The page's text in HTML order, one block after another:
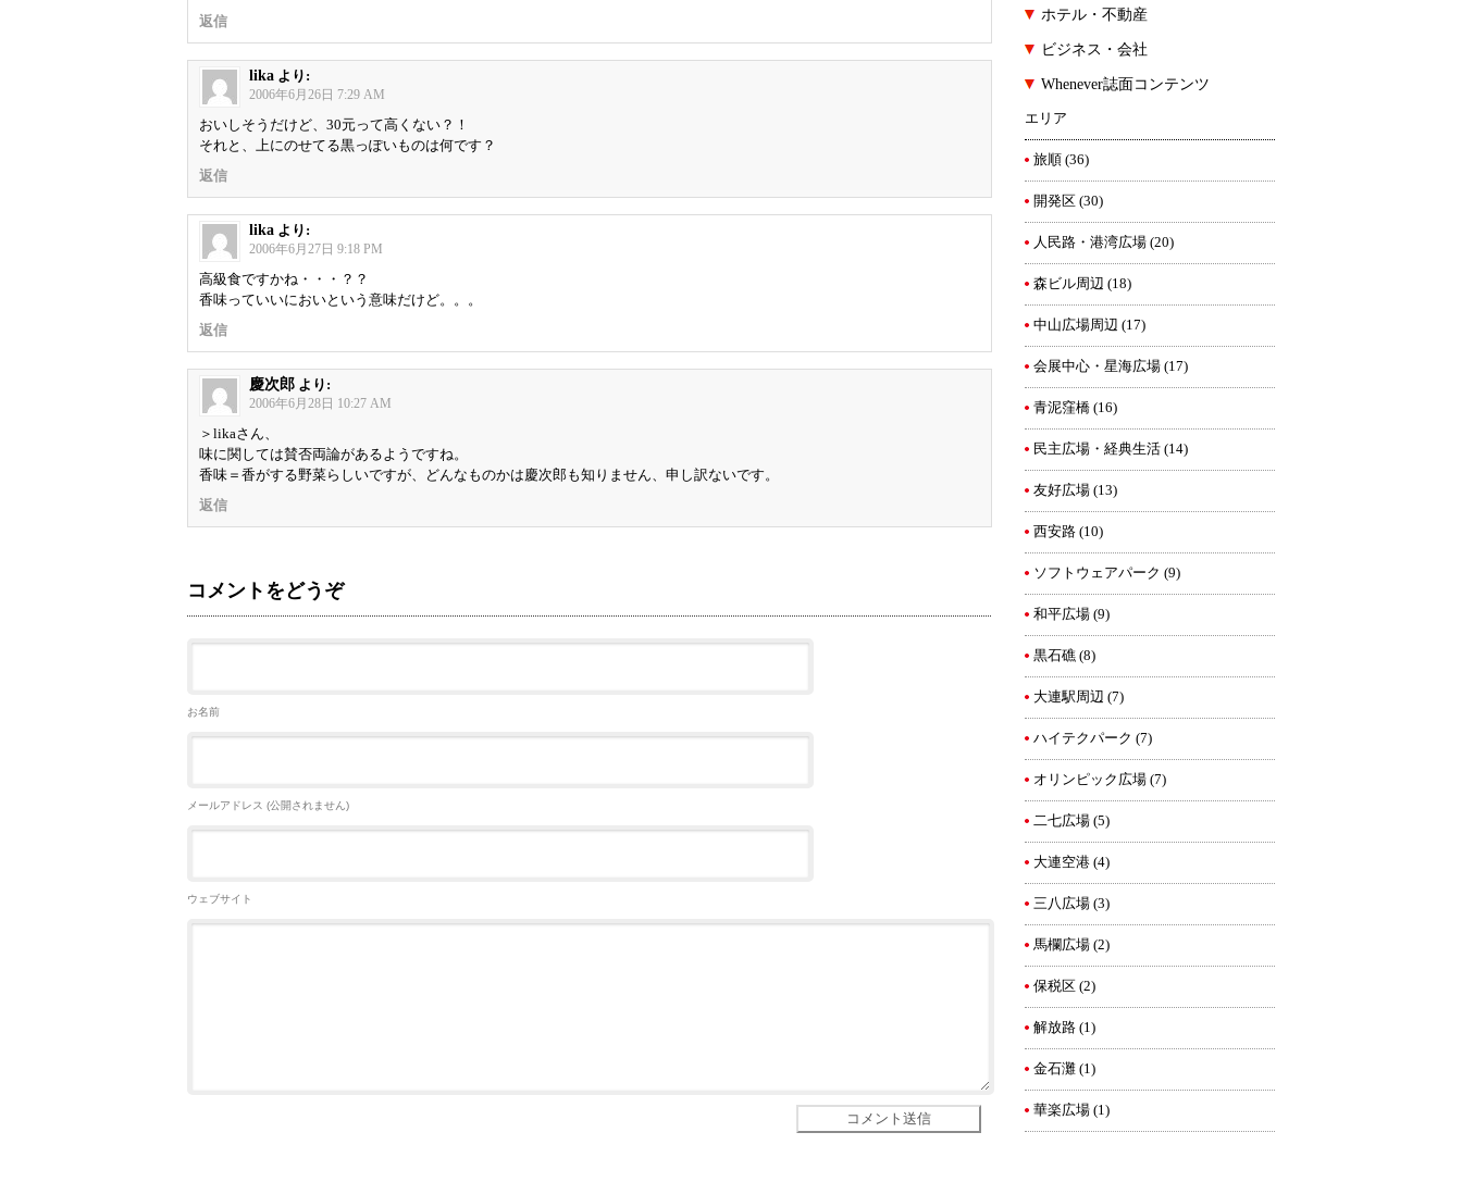
返信
lika より:
2006年6月26日 7:29 AM
おいしそうだけど、30元って高くない？！
それと、上にのせてる黒っぽいものは何です？
返信
lika より:
2006年6月27日 9:18 PM
高級食ですかね・・・？？
香味っていいにおいという意味だけど。。。
返信
慶次郎 より:
2006年6月28日 10:27 AM
＞likaさん、
味に関しては賛否両論があるようですね。
香味＝香がする野菜らしいですが、どんなものかは慶次郎も知りません、申し訳ないです。
返信
コメントをどうぞ
お名前
メールアドレス (公開されません)
ウェブサイト
ホテル・不動産
ビジネス・会社
Whenever誌面コンテンツ
エリア
旅順 (36)
開発区 (30)
人民路・港湾広場 (20)
森ビル周辺 (18)
中山広場周辺 (17)
会展中心・星海広場 (17)
青泥窪橋 (16)
民主広場・経典生活 (14)
友好広場 (13)
西安路 (10)
ソフトウェアパーク (9)
和平広場 (9)
黒石礁 (8)
大連駅周辺 (7)
ハイテクパーク (7)
オリンピック広場 (7)
二七広場 (5)
大連空港 (4)
三八広場 (3)
馬欄広場 (2)
保税区 (2)
解放路 (1)
金石灘 (1)
華楽広場 (1)